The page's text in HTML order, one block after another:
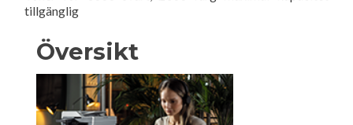
tillgänglig
Översikt